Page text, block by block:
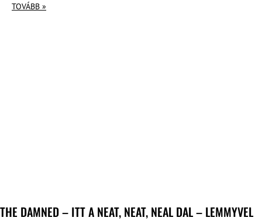
TOVÁBB »
THE DAMNED – ITT A NEAT, NEAT, NEAL DAL – LEMMYVEL